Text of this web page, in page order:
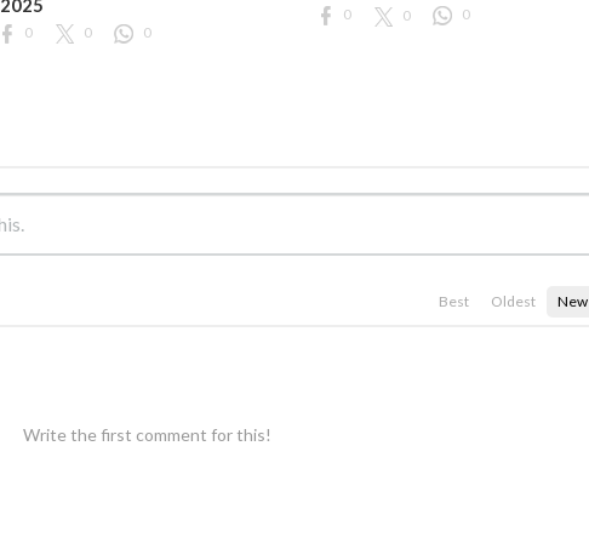
2025
0 0 0
0 0 0
Best Oldest
Write the first comment for this!